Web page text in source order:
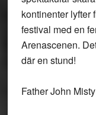
kontinenter lyfter
festival med en
Arenascenen.
där en stund!
Father John